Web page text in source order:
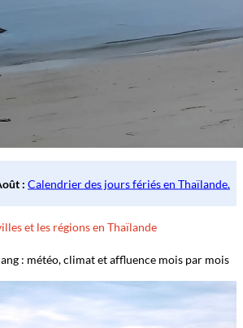
et les régions en Thaïlande
: météo, climat et affluence mois par mois